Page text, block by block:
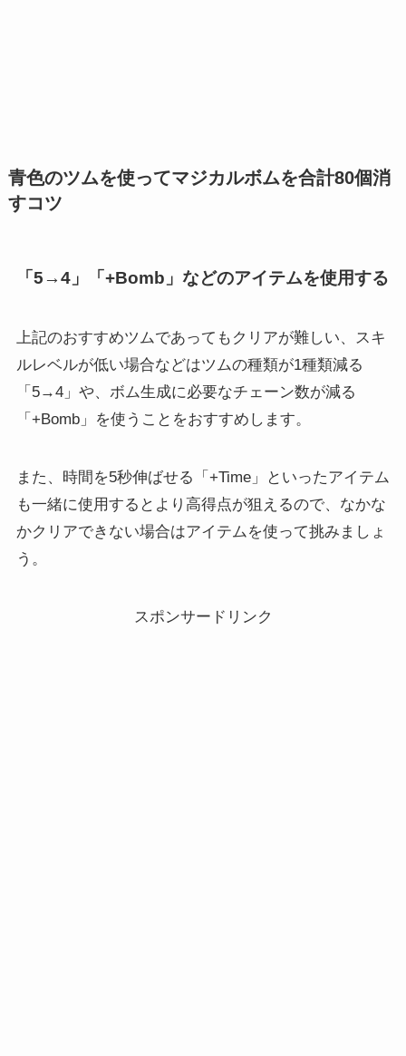
青色のツムを使ってマジカルボムを合計80個消
すコツ
「5→4」「+Bomb」などのアイテムを使用する
上記のおすすめツムであってもクリアが難しい、スキ
ルレベルが低い場合などはツムの種類が1種類減る
「5→4」や、ボム生成に必要なチェーン数が減る
「+Bomb」を使うことをおすすめします。
また、時間を5秒伸ばせる「+Time」といったアイテム
も一緒に使用するとより高得点が狙えるので、なかな
かクリアできない場合はアイテムを使って挑みましょ
う。
スポンサードリンク